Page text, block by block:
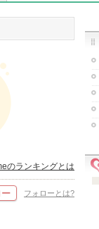
のランキングとは
フォローとは?